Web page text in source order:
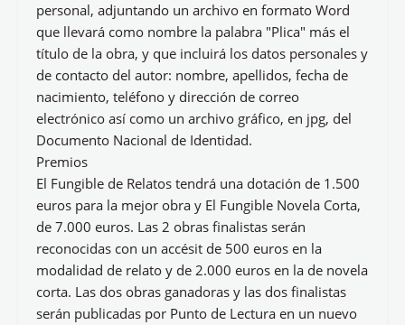
personal, adjuntando un archivo en formato Word
que llevará como nombre la palabra "Plica" más el
título de la obra, y que incluirá los datos personales y
de contacto del autor: nombre, apellidos, fecha de
nacimiento, teléfono y dirección de correo
electrónico así como un archivo gráfico, en jpg, del
Documento Nacional de Identidad.
Premios
El Fungible de Relatos tendrá una dotación de 1.500
euros para la mejor obra y El Fungible Novela Corta,
de 7.000 euros. Las 2 obras finalistas serán
reconocidas con un accésit de 500 euros en la
modalidad de relato y de 2.000 euros en la de novela
corta. Las dos obras ganadoras y las dos finalistas
serán publicadas por Punto de Lectura en un nuevo